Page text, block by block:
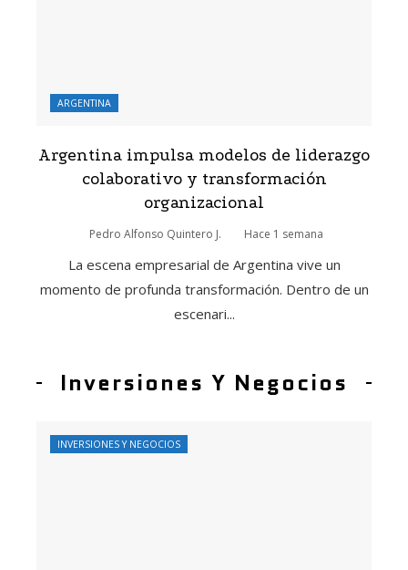
ARGENTINA
Argentina impulsa modelos de liderazgo
colaborativo y transformación
organizacional
Pedro Alfonso Quintero J. Hace 1 semana
La escena empresarial de Argentina vive un
momento de profunda transformación. Dentro de un
escenari...
Inversiones Y Negocios
INVERSIONES Y NEGOCIOS